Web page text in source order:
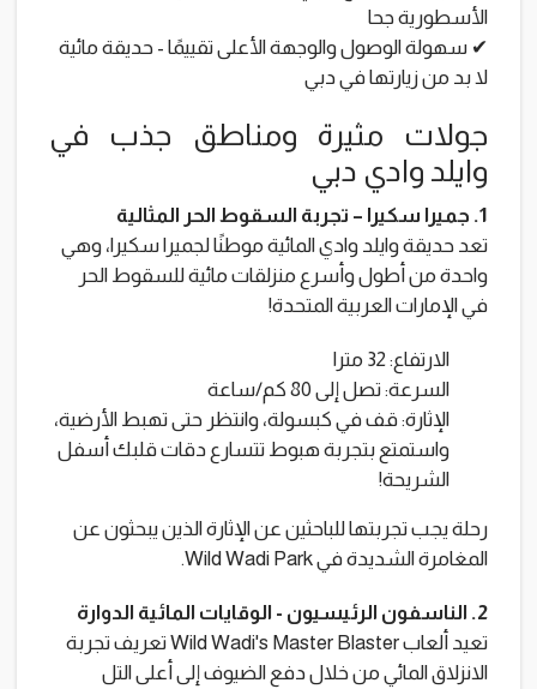
الأسطورية جحا
✔ سهولة الوصول والوجهة الأعلى تقييمًا - حديقة مائية
لا بد من زيارتها في دبي
جولات مثيرة ومناطق جذب في
وايلد وادي دبي
1. جميرا سكيرا – تجربة السقوط الحر المثالية
تعد حديقة وايلد وادي المائية موطنًا لجميرا سكيرا، وهي
واحدة من أطول وأسرع منزلقات مائية للسقوط الحر
في الإمارات العربية المتحدة!
الارتفاع: 32 مترا
السرعة: تصل إلى 80 كم/ساعة
الإثارة: قف في كبسولة، وانتظر حتى تهبط الأرضية،
واستمتع بتجربة هبوط تتسارع دقات قلبك أسفل
الشريحة!
رحلة يجب تجربتها للباحثين عن الإثارة الذين يبحثون عن
المغامرة الشديدة في Wild Wadi Park.
2. الناسفون الرئيسيون - الوقايات المائية الدوارة
تعيد ألعاب Wild Wadi's Master Blaster تعريف تجربة
الانزلاق المائي من خلال دفع الضيوف إلى أعلى التل